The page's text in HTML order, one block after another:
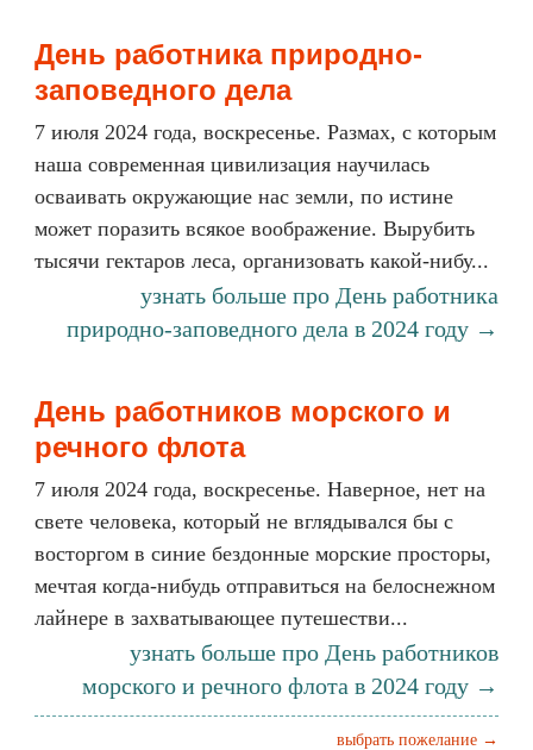
День работника природно-
заповедного дела
7 июля 2024 года, воскресенье. Размах, с которым
наша современная цивилизация научилась
осваивать окружающие нас земли, по истине
может поразить всякое воображение. Вырубить
тысячи гектаров леса, организовать какой-нибу...
узнать больше про День работника
природно-заповедного дела в 2024 году →
День работников морского и
речного флота
7 июля 2024 года, воскресенье. Наверное, нет на
свете человека, который не вглядывался бы с
восторгом в синие бездонные морские просторы,
мечтая когда-нибудь отправиться на белоснежном
лайнере в захватывающее путешестви...
узнать больше про День работников
морского и речного флота в 2024 году →
выбрать пожелание →